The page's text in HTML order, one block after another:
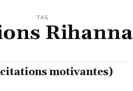
TAG
Rihanna
motivantes)